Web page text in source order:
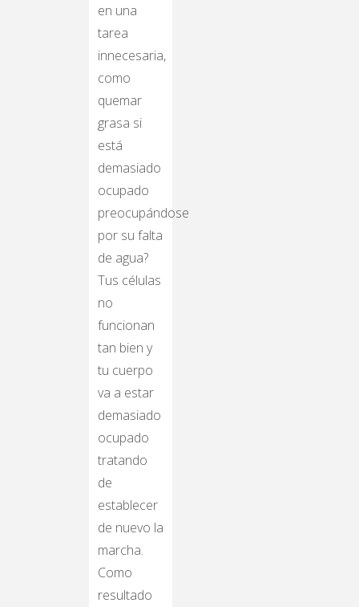
en una
tarea
innecesaria,
como
quemar
grasa si
está
demasiado
ocupado
preocupándose
por su falta
de agua?
Tus células
no
funcionan
tan bien y
tu cuerpo
va a estar
demasiado
ocupado
tratando
de
establecer
de nuevo la
marcha.
Como
resultado